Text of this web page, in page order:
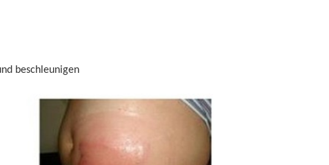
beschleunigen